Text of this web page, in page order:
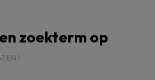
zoekterm op
)